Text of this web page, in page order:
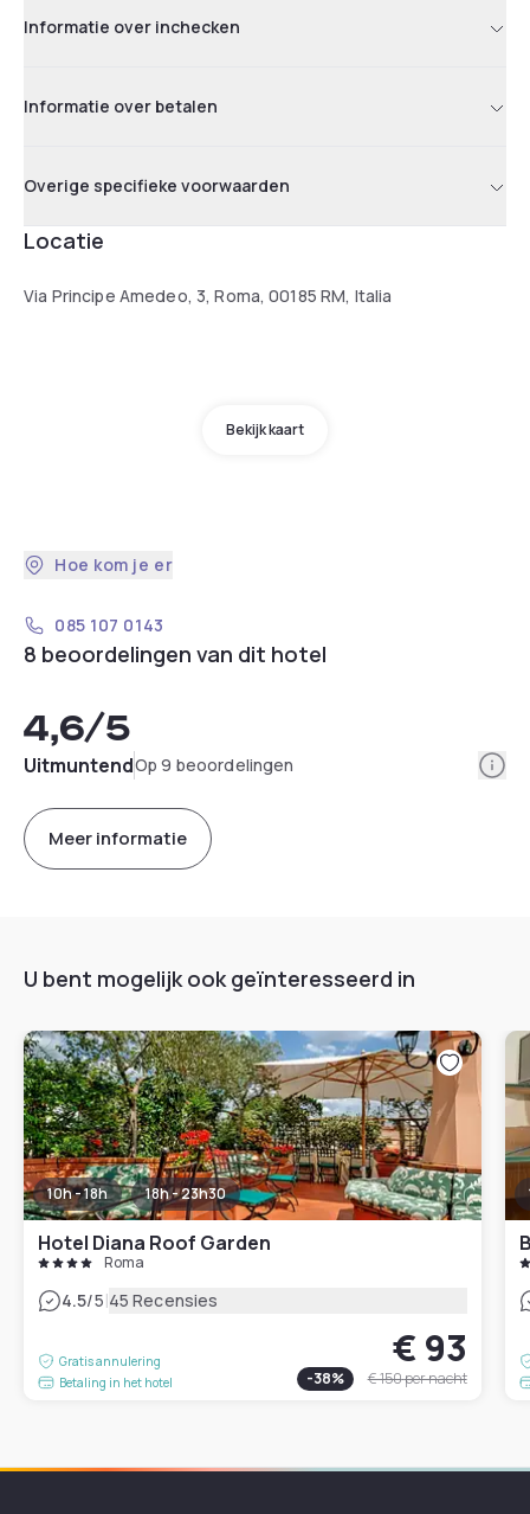
Informatie over inchecken
Informatie over betalen
Overige specifieke voorwaarden
Locatie
Via Principe Amedeo, 3, Roma, 00185 RM, Italia
Bekijk kaart
Hoe kom je er
085 107 0143
8 beoordelingen van dit hotel
4,6/5
UitmuntendOp 9 beoordelingen
Meer informatie
U bent mogelijk ook geïnteresseerd in
10h - 18h 18h - 23h30
Hotel Diana Roof Garden
Roma
4.5/5|45 Recensies
Gratis annulering
Betaling in het hotel
€ 93
-38% € 150per nacht